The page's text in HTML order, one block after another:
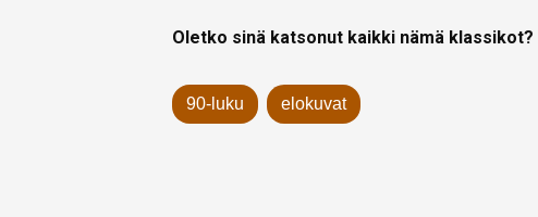
Oletko sinä katsonut kaikki nämä klassikot?
90-luku elokuvat